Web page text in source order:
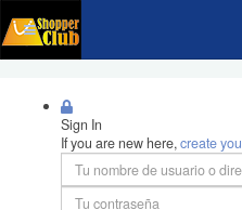
Sign In
If you are new here,create